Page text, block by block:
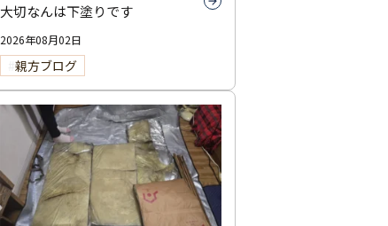
大切なんは下塗りです
2026年08月02日
親方ブログ